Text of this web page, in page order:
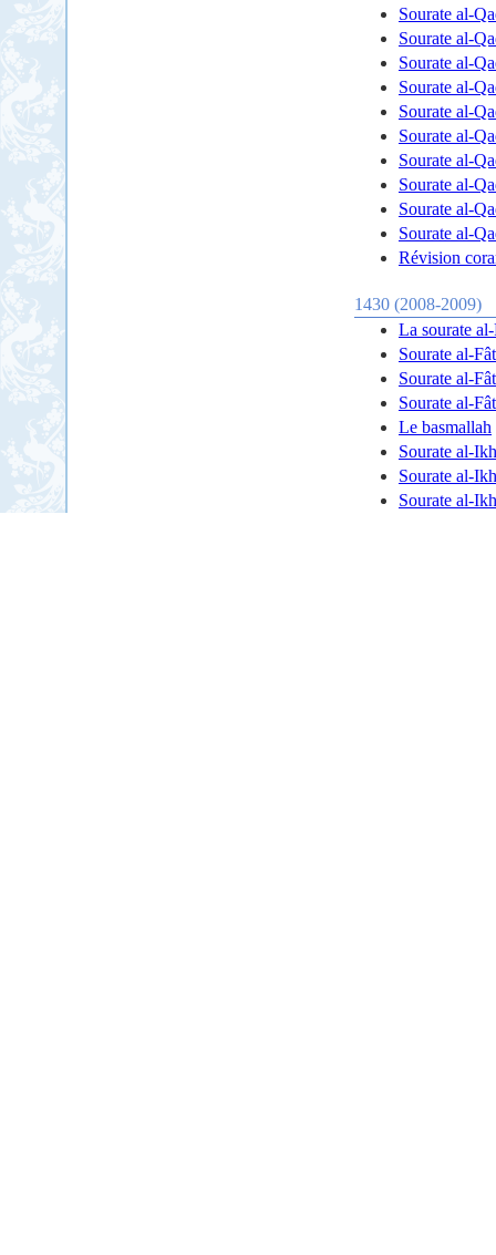
Sourate al-
Sourate al-
Sourate al-
Sourate al-
Sourate al-
Sourate al-
Sourate al-
Sourate al-
Sourate al-
Sourate al-
Révision
1430 (2008-2009)
La sourate
Sourate al-
Sourate al-
Sourate al-
Le basmallah
Sourate al-
Sourate al-
Sourate al-